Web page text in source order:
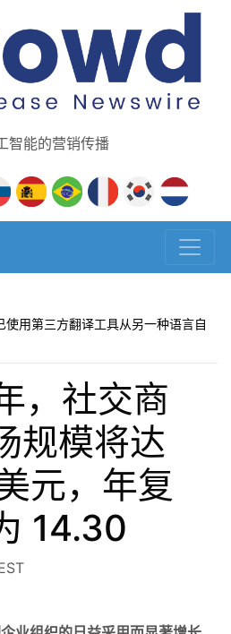
智能的营销传播
用第三方翻译工具从另一种语言自
，社交商
规模将达
元，年复
14.30